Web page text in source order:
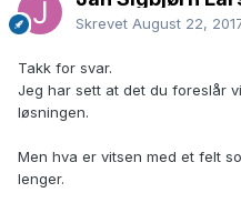
Skrevet August 22,
Takk for svar.
Jeg har sett at det du foreslår
løsningen.
Men hva er vitsen med et felt
lenger.